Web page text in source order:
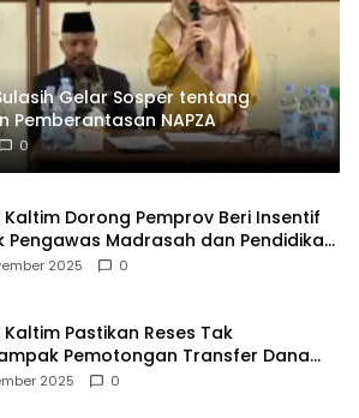
Gelar Sosper tentang
Pemberantasan NAPZA
0
Kaltim Dorong Pemprov Beri Insentif
Pengawas Madrasah dan Pendidikan
2025 0
Kaltim Pastikan Reses Tak
Pemotongan Transfer Dana
2025 0